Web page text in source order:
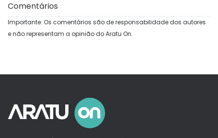
Comentários
Importante: Os comentários são de responsabilidade dos autores
e não representam a opinião do Aratu On.